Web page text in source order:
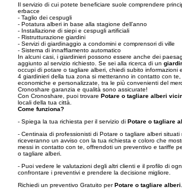
Il servizio di cui potete beneficiare suole comprendere
erbacce
- Taglio dei cespugli
- Potatura alberi in base alla stagione dell’anno
- Installazione di siepi e cespugli artificiali
- Ristrutturazione giardini
- Servizi di giardinaggio a condomini e comprensori di ville
- Sistema di innaffiamento automatico
In alcuni casi, i giardinieri possono essere anche dei
aggiunto al servizio richiesto. Se sei alla ricerca di un
occupi di potare o tagliare alberi, chiedi subito informazioni
4 giardinieri della tua zona si metteranno in contatto con
economiche e personalizzate, tra le più convenienti del
Cronoshare garanzia e qualità sono assicurate!
Con Cronoshare, puoi trovare Potare o tagliare alberi
locali della tua città.
Come funziona?
- Spiega la tua richiesta per il servizio di Potare o tagliare
- Centinaia di professionisti di Potare o tagliare alberi
riceveranno un avviso con la tua richiesta e coloro che
messi in contatto con te, offrendoti un preventivo e tariffe
o tagliare alberi.
- Puoi vedere le valutazioni degli altri clienti e il profilo di
confrontare i preventivi e prendere la decisione migliore.
Richiedi un preventivo Gratuito perPotare o tagliare alberi